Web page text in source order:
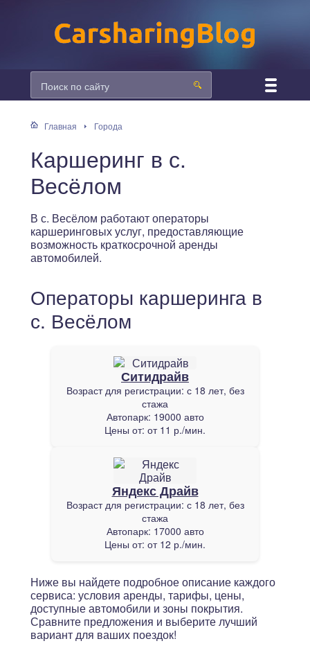
Главная Города
Каршеринг в с.
Весёлом
В с. Весёлом работают операторы
каршеринговых услуг, предоставляющие
возможность краткосрочной аренды
автомобилей.
Операторы каршеринга в
с. Весёлом
Ситидрайв
Возраст для регистрации: с 18 лет, без
стажа
Автопарк: 19000 авто
Цены от: от 11 р./мин.
Яндекс Драйв
Возраст для регистрации: с 18 лет, без
стажа
Автопарк: 17000 авто
Цены от: от 12 р./мин.
Ниже вы найдете подробное описание каждого
сервиса: условия аренды, тарифы, цены,
доступные автомобили и зоны покрытия.
Сравните предложения и выберите лучший
вариант для ваших поездок!